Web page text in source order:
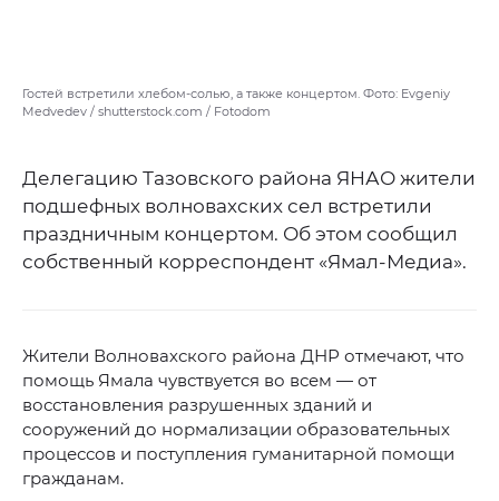
Гостей встретили хлебом-солью, а также концертом. Фото: Evgeniy
Medvedev / shutterstock.com / Fotodom
Делегацию Тазовского района ЯНАО жители
подшефных волновахских сел встретили
праздничным концертом. Об этом сообщил
собственный корреспондент «Ямал-Медиа».
Жители Волновахского района ДНР отмечают, что
помощь Ямала чувствуется во всем — от
восстановления разрушенных зданий и
сооружений до нормализации образовательных
процессов и поступления гуманитарной помощи
гражданам.